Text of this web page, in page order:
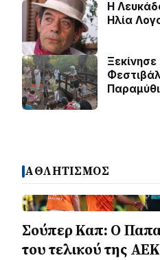
Η
Ηλία
ΑΘΛΗΤΙΣΜΟΣ
Σούπερ Καπ: Ο
του τελικού της